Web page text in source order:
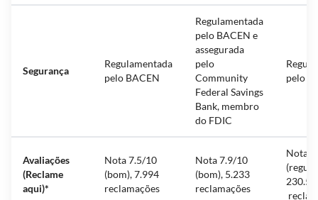
Segurança
Regulamentada
pelo BACEN
Regulamentada
pelo BACEN e
assegurada
pelo
Community
Federal Savings
Bank, membro
do FDIC
pelo
Avaliações
(Reclame
aqui)*
Nota 7.5/10
(bom), 7.994
reclamações
Nota 7.9/10
(bom), 5.233
reclamações
Nota